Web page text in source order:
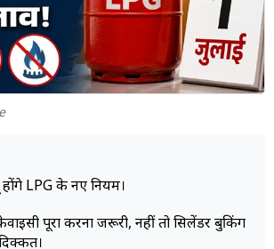
LPG के नए नियम।
पूरा करना जरूरी, नहीं तो सिलेंडर बुकिंग